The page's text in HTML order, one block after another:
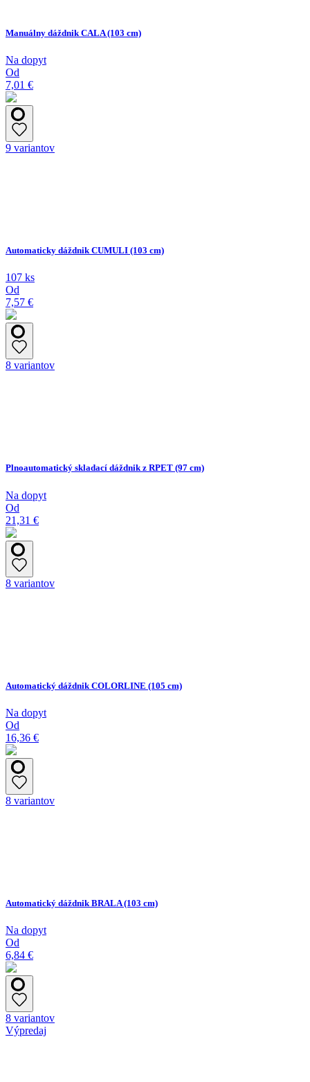
Manuálny dáždnik CALA (103 cm)
Na dopyt
Od
7,01 €
9 variantov
Automaticky dáždnik CUMULI (103 cm)
107 ks
Od
7,57 €
8 variantov
Plnoautomatický skladací dáždnik z RPET (97 cm)
Na dopyt
Od
21,31 €
8 variantov
Automatický dáždnik COLORLINE (105 cm)
Na dopyt
Od
16,36 €
8 variantov
Automatický dáždnik BRALA (103 cm)
Na dopyt
Od
6,84 €
8 variantov
Výpredaj